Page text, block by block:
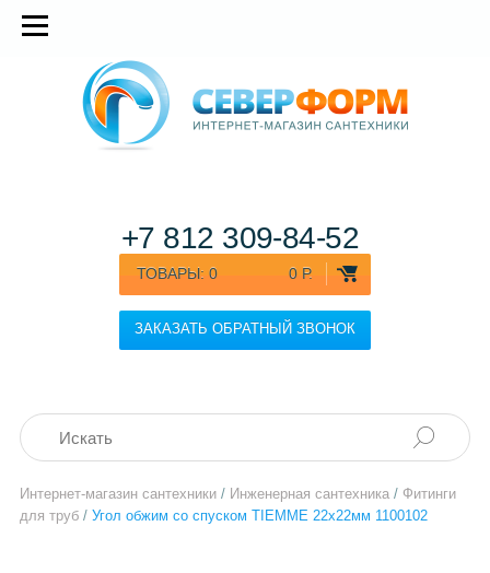
ТОВАРЫ: 0 0 Р.
ЗАКАЗАТЬ ОБРАТНЫЙ ЗВОНОК
+7 812 309-84-52
Интернет-магазин сантехники / Инженерная сантехника / Фитинги
для труб / Угол обжим со спуском TIEMME 22x22мм 1100102